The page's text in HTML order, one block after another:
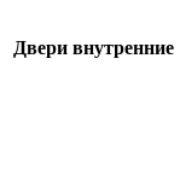
Двери внутренние